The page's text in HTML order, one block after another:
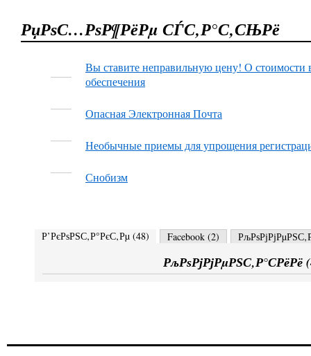
РџРѕС…РѕР¶РёРµ СЃС‚Р°С‚СЊРё
Вы ставите неправильную цену! О стоимости
обеспечения
Опасная Электронная Почта
Необычные приемы для упрощения
Снобизм
Р’РєРѕРЅС‚Р°РєС‚Рµ (48) Facebook (2)
РљРѕРјРјРµРЅС‚Р°СРёРё (